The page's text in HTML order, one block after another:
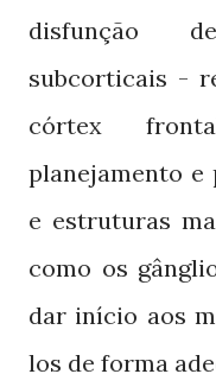
disfunção
subcorticais -
córtex
planejamento e
e estruturas
como os
dar início aos
los de forma